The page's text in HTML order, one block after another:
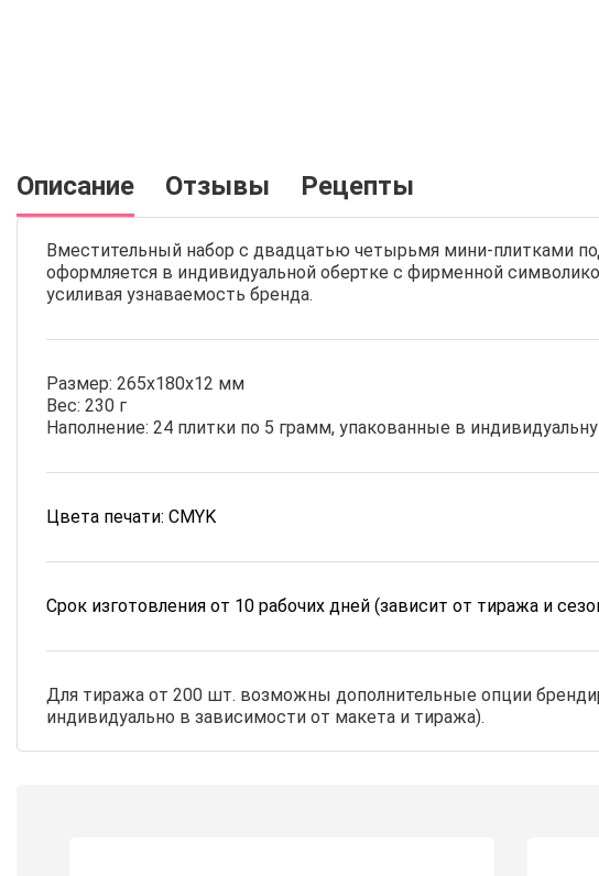
Описание Отзывы Рецепты
Вместительный набор с двадцатью четырьмя мини-плитками
оформляется в индивидуальной обертке с фирменной
усиливая узнаваемость бренда.
Размер: 265х180х12 мм
Вес: 230 г
Наполнение: 24 плитки по 5 грамм, упакованные в
Цвета печати: CMYK
Срок изготовления от 10 рабочих дней (зависит от тиража и
Для тиража от 200 шт. возможны дополнительные опции
индивидуально в зависимости от макета и тиража).